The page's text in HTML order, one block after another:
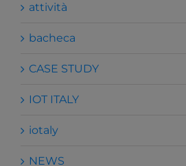
attività
bacheca
CASE STUDY
IOT ITALY
iotaly
NEWS